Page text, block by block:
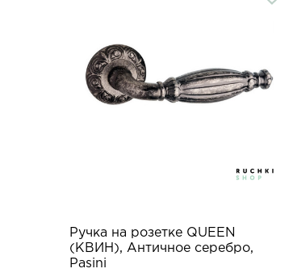
Ручка на розетке QUEEN
(КВИН), Античное серебро,
Pasini